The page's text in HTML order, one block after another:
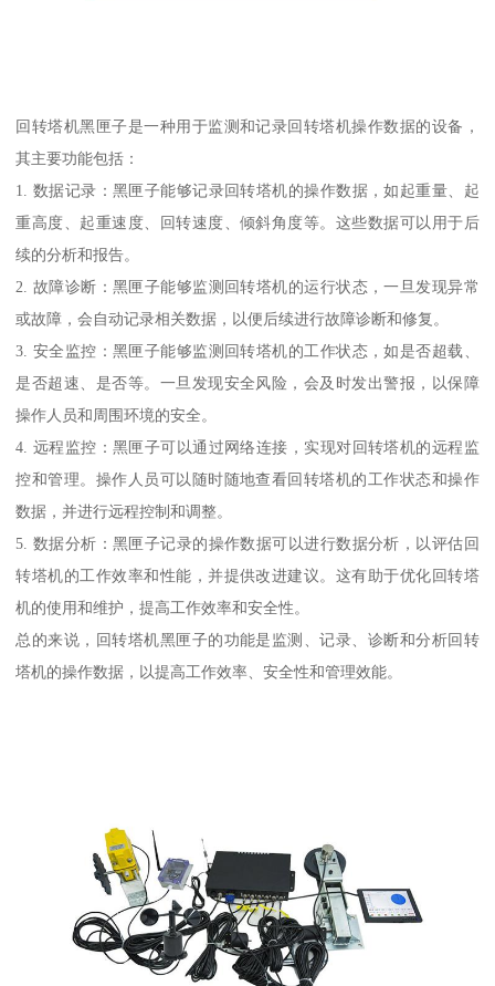
回转塔机黑匣子是一种用于监测和记录回转塔机操作数据的设备，
其主要功能包括：
1. 数据记录：黑匣子能够记录回转塔机的操作数据，如起重量、起
重高度、起重速度、回转速度、倾斜角度等。这些数据可以用于后
续的分析和报告。
2. 故障诊断：黑匣子能够监测回转塔机的运行状态，一旦发现异常
或故障，会自动记录相关数据，以便后续进行故障诊断和修复。
3. 安全监控：黑匣子能够监测回转塔机的工作状态，如是否超载、
是否超速、是否等。一旦发现安全风险，会及时发出警报，以保障
操作人员和周围环境的安全。
4. 远程监控：黑匣子可以通过网络连接，实现对回转塔机的远程监
控和管理。操作人员可以随时随地查看回转塔机的工作状态和操作
数据，并进行远程控制和调整。
5. 数据分析：黑匣子记录的操作数据可以进行数据分析，以评估回
转塔机的工作效率和性能，并提供改进建议。这有助于优化回转塔
机的使用和维护，提高工作效率和安全性。
总的来说，回转塔机黑匣子的功能是监测、记录、诊断和分析回转
塔机的操作数据，以提高工作效率、安全性和管理效能。